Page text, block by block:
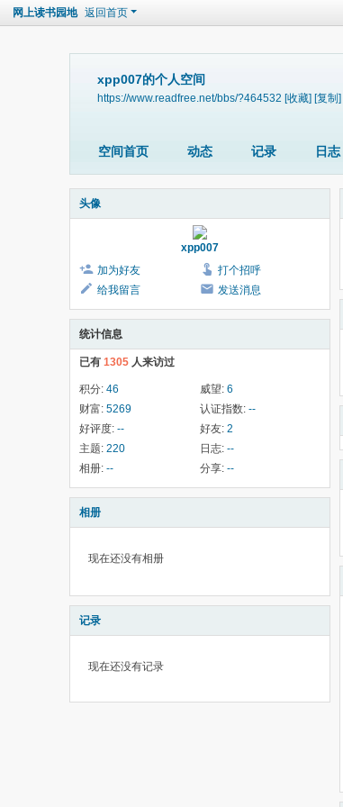
网上读书园地 返回首页
xpp007的个人空间
https://www.readfree.net/bbs/?464532 [收藏] [复制]
空间首页 动态 记录 日志
头像
xpp007
加为好友
打个招呼
给我留言
发送消息
统计信息
已有 1305 人来访过
积分: 46 威望: 6
财富: 5269 认证指数: --
好评度: -- 好友: 2
主题: 220 日志: --
相册: -- 分享: --
相册
现在还没有相册
记录
现在还没有记录